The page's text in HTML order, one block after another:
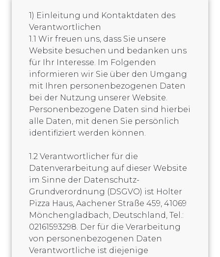
1) Einleitung und Kontaktdaten des
Verantwortlichen
1.1 Wir freuen uns, dass Sie unsere
Website besuchen und bedanken uns
für Ihr Interesse. Im Folgenden
informieren wir Sie über den Umgang
mit Ihren personenbezogenen Daten
bei der Nutzung unserer Website.
Personenbezogene Daten sind hierbei
alle Daten, mit denen Sie persönlich
identifiziert werden können.
1.2 Verantwortlicher für die
Datenverarbeitung auf dieser Website
im Sinne der Datenschutz-
Grundverordnung (DSGVO) ist Holter
Pizza Haus, Aachener Straße 459, 41069
Mönchengladbach, Deutschland, Tel.:
02161593298. Der für die Verarbeitung
von personenbezogenen Daten
Verantwortliche ist diejenige